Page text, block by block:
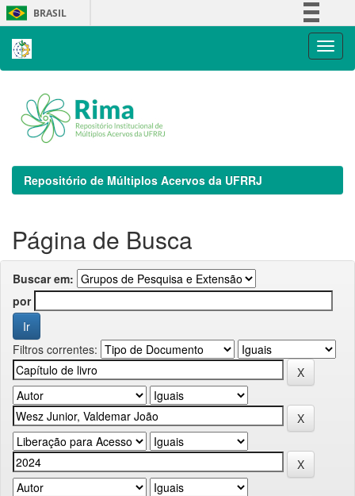
Skip
navigation
BRASIL
Repositório de Múltiplos Acervos da UFRRJ
Página de Busca
Buscar em:
por
Filtros correntes: